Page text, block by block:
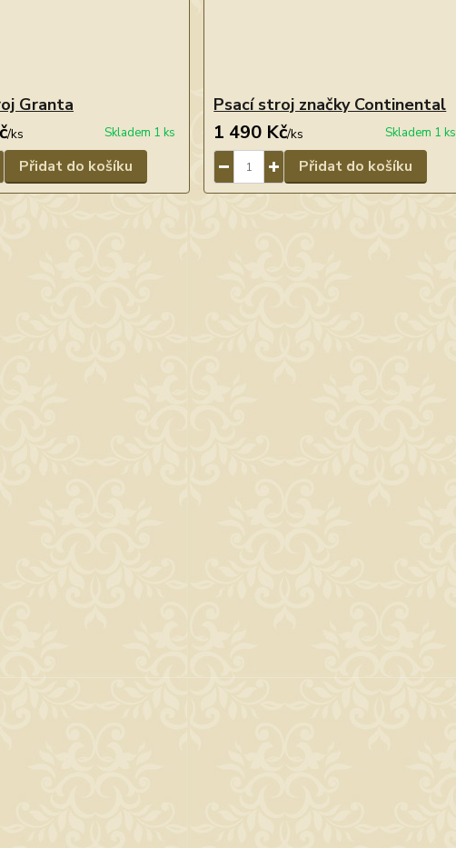
Granta
/ks Skladem 1 ks
Přidat do košíku
Psací stroj značky Continental
1 490 Kč/ks Skladem 1 ks
Přidat do košíku